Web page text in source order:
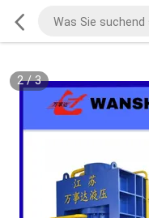
2/3